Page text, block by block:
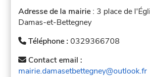
Adresse de la mairie : 3 place de
Damas-et-Bettegney
Téléphone :0329366708
Contact email :
mairie.damasetbettegney@outlook.fr